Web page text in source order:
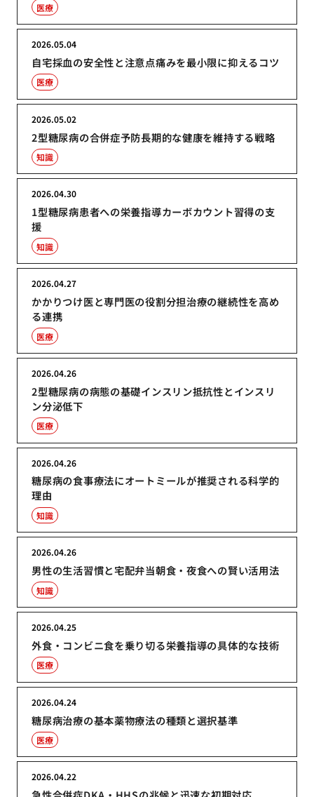
医療
自宅採血の安全性と注意点痛みを最小限に抑えるコツ
2026.05.04
医療
2型糖尿病の合併症予防長期的な健康を維持する戦略
2026.05.02
知識
1型糖尿病患者への栄養指導カーボカウント習得の支
援
2026.04.30
知識
かかりつけ医と専門医の役割分担治療の継続性を高め
る連携
2026.04.27
医療
2型糖尿病の病態の基礎インスリン抵抗性とインスリ
ン分泌低下
2026.04.26
医療
糖尿病の食事療法にオートミールが推奨される科学的
理由
2026.04.26
知識
男性の生活習慣と宅配弁当朝食・夜食への賢い活用法
2026.04.26
知識
外食・コンビニ食を乗り切る栄養指導の具体的な技術
2026.04.25
医療
糖尿病治療の基本薬物療法の種類と選択基準
2026.04.24
医療
2026.04.22